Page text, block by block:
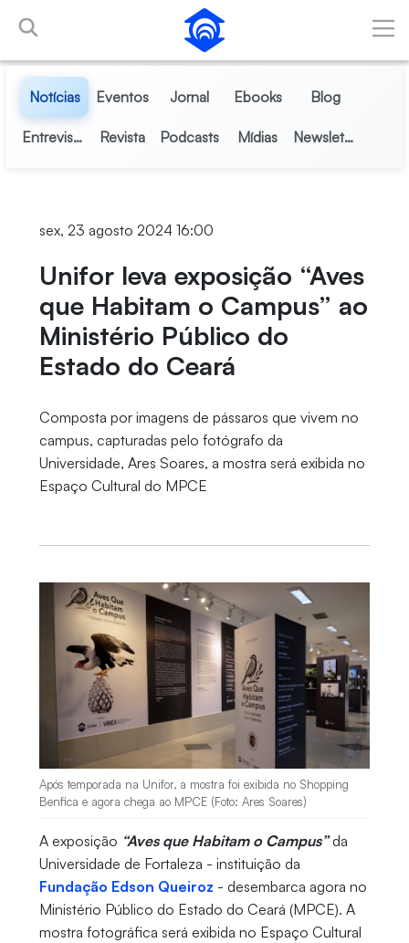
Pular para o Conteúdo principal
Notícias Eventos Jornal Ebooks Blog
Entrevistas Revista Podcasts Mídias Newsletter
sex, 23 agosto 2024 16:00
Unifor leva exposição “Aves
que Habitam o Campus” ao
Ministério Público do
Estado do Ceará
Composta por imagens de pássaros que vivem no
campus, capturadas pelo fotógrafo da
Universidade, Ares Soares, a mostra será exibida no
Espaço Cultural do MPCE
Após temporada na Unifor, a mostra foi exibida no Shopping
Benfica e agora chega ao MPCE (Foto: Ares Soares)
A exposição “Aves que Habitam o Campus”da
Universidade de Fortaleza - instituição da
Fundação Edson Queiroz - desembarca agora no
Ministério Público do Estado do Ceará (MPCE). A
mostra fotográfica será exibida no Espaço Cultural